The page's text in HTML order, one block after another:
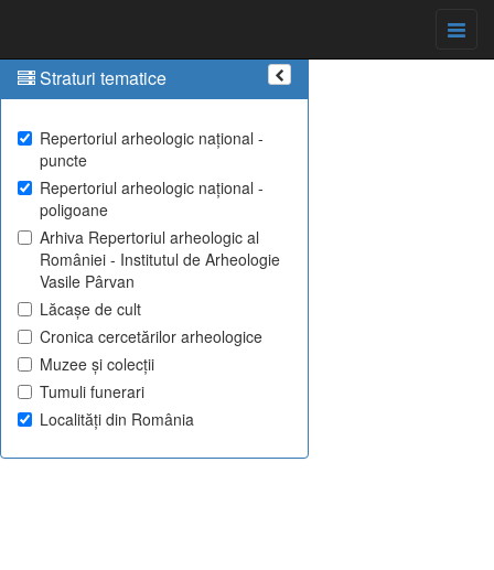
Straturi tematice
Repertoriul arheologic național -
puncte
Repertoriul arheologic național -
poligoane
Arhiva Repertoriul arheologic al
României - Institutul de Arheologie
Vasile Pârvan
Lăcașe de cult
Cronica cercetărilor arheologice
Muzee și colecții
Tumuli funerari
Localități din România